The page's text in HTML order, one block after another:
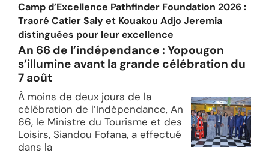
Camp d’Excellence Pathfinder Foundation 2026 :
Traoré Catier Saly et Kouakou Adjo Jeremia
distinguées pour leur excellence
An 66 de l’indépendance : Yopougon
s’illumine avant la grande célébration du
7 août
À moins de deux jours de la
célébration de l’Indépendance, An
66, le Ministre du Tourisme et des
Loisirs, Siandou Fofana, a effectué
dans la